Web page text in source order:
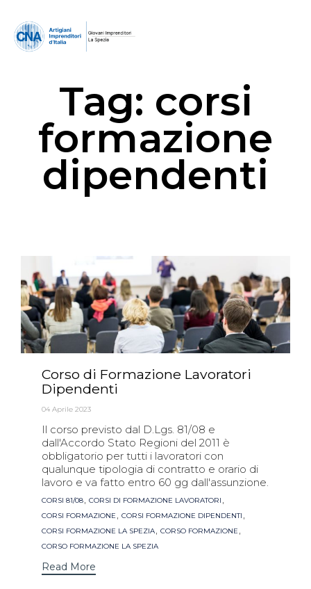
Tag: corsi
formazione
dipendenti
Corso di Formazione Lavoratori
Dipendenti
04 Aprile 2023
Il corso previsto dal D.Lgs. 81/08 e
dall'Accordo Stato Regioni del 2011 è
obbligatorio per tutti i lavoratori con
qualunque tipologia di contratto e orario di
lavoro e va fatto entro 60 gg dall'assunzione.
Tags
CORSI 81/08, CORSI DI FORMAZIONE LAVORATORI ,
CORSI FORMAZIONE , CORSI FORMAZIONE DIPENDENTI ,
CORSI FORMAZIONE LA SPEZIA, CORSO FORMAZIONE ,
CORSO FORMAZIONE LA SPEZIA
Read More